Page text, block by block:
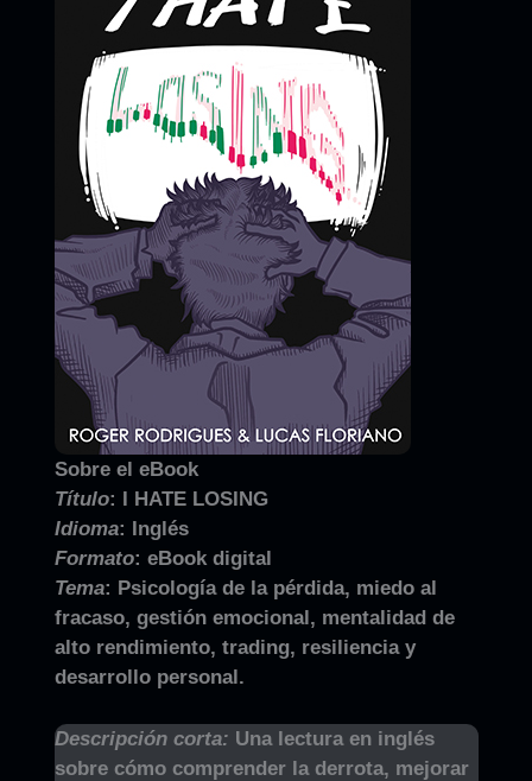
Sobre el eBook
Título: I HATE LOSING
Idioma: Inglés
Formato: eBook digital
Tema: Psicología de la pérdida, miedo al
fracaso, gestión emocional, mentalidad de
alto rendimiento, trading, resiliencia y
desarrollo personal.
Descripción corta: Una lectura en inglés
sobre cómo comprender la derrota, mejorar